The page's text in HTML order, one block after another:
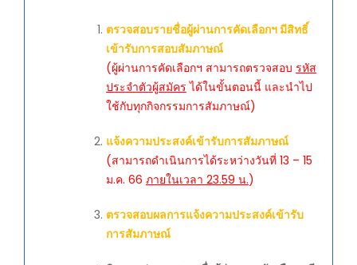
ตรวจสอบรายชื่อผู้ผ่านการคัดเลือกฯ มีสิทธิ์
เข้ารับการสอบสัมภาษณ์
(ผู้ผ่านการคัดเลือกฯ สามารถตรวจสอบ รหัส
ประจำตัวผู้สมัคร ได้ในขั้นตอนนี้ และนำไป
ใช้กับทุกกิจกรรมการสัมภาษณ์)
แจ้งความประสงค์เข้ารับการสัมภาษณ์
(สามารถดำเนินการได้ระหว่างวันที่ 13 – 15
ม.ค. 66 ภายในเวลา 23.59 น.)
ตรวจสอบผลการแจ้งความประสงค์เข้ารับ
การสัมภาษณ์